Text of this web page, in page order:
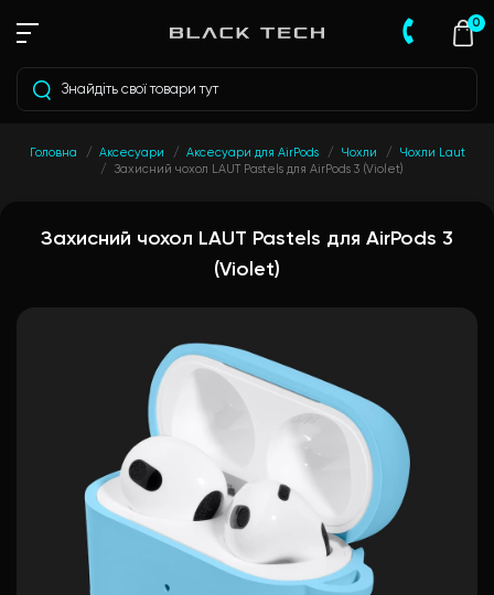
0
Головна Аксесуари Аксесуари для AirPods Чохли
Чохли Laut
Захисний чохол LAUT Pastels для AirPods 3 (Violet)
Захисний чохол LAUT Pastels для AirPods 3
(Violet)